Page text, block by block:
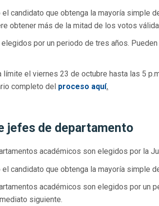
el candidato que obtenga la mayoría simple
obtener más de la mitad de los votos
por un periodo de tres años.
límite el viernes 23 de octubre hasta las 5
completo del proceso aquí.
jefes de departamento
académicos son elegidos por la
el candidato que obtenga la mayoría simple
académicos son elegidos por un
siguiente.